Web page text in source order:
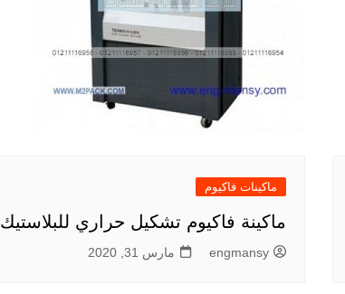
ماكينات فاكيوم
ماكينة فاكيوم تشكيل حراري للبلاستيك
engmansy مارس 31, 2020